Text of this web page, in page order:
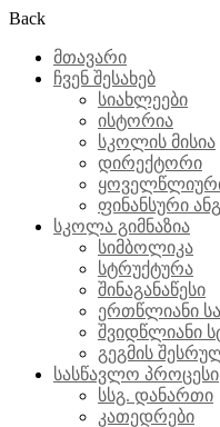
Back
მთავარი
ჩვენ შესახებ
სიახლეები
ისტორია
სკოლის მისია
დირექტორი
ფინანსური
სკოლა გიმნაზია
სიმბოლიკა
სტრუქტურა
შინაგანაწესი
ერთწლიანი
შვიდწლიანი
გეგმის
სასწავლო პროცესი
სსგ. დანართი
კათედრები